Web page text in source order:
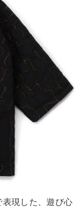
現した、遊び心